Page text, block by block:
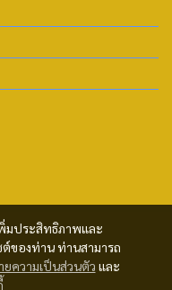
มประสิทธิภาพและ
ของท่าน ท่านสามารถ
ยความเป็นส่วนตัว และ